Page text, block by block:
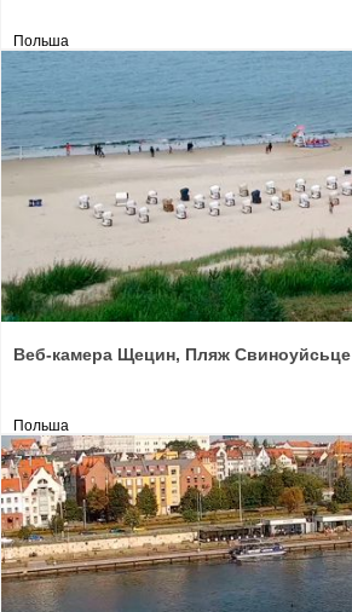
Польша
Веб-камера Щецин, Пляж Свиноуйсьце
Польша